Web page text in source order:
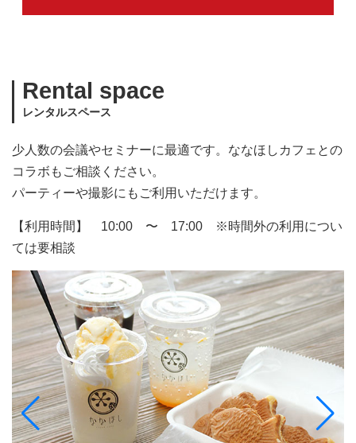
Rental space
レンタルスペース
少人数の会議やセミナーに最適です。ななほしカフェとの
コラボもご相談ください。
パーティーや撮影にもご利用いただけます。
【利用時間】 10:00 〜 17:00 ※時間外の利用につい
ては要相談